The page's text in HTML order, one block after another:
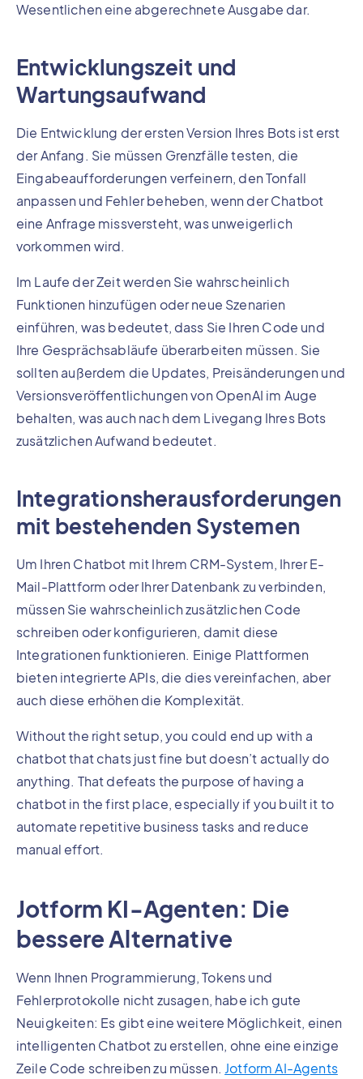
Wesentlichen eine abgerechnete Ausgabe dar.
Entwicklungszeit und
Wartungsaufwand
Die Entwicklung der ersten Version Ihres Bots ist erst
der Anfang. Sie müssen Grenzfälle testen, die
Eingabeaufforderungen verfeinern, den Tonfall
anpassen und Fehler beheben, wenn der Chatbot
eine Anfrage missversteht, was unweigerlich
vorkommen wird.
Im Laufe der Zeit werden Sie wahrscheinlich
Funktionen hinzufügen oder neue Szenarien
einführen, was bedeutet, dass Sie Ihren Code und
Ihre Gesprächsabläufe überarbeiten müssen. Sie
sollten außerdem die Updates, Preisänderungen und
Versionsveröffentlichungen von OpenAI im Auge
behalten, was auch nach dem Livegang Ihres Bots
zusätzlichen Aufwand bedeutet.
Integrationsherausforderungen
mit bestehenden Systemen
Um Ihren Chatbot mit Ihrem CRM-System, Ihrer E-
Mail-Plattform oder Ihrer Datenbank zu verbinden,
müssen Sie wahrscheinlich zusätzlichen Code
schreiben oder konfigurieren, damit diese
Integrationen funktionieren. Einige Plattformen
bieten integrierte APIs, die dies vereinfachen, aber
auch diese erhöhen die Komplexität.
Without the right setup, you could end up with a
chatbot that chats just fine but doesn’t actually do
anything. That defeats the purpose of having a
chatbot in the first place, especially if you built it to
automate repetitive business tasks and reduce
manual effort.
Jotform KI-Agenten: Die
bessere Alternative
Wenn Ihnen Programmierung, Tokens und
Fehlerprotokolle nicht zusagen, habe ich gute
Neuigkeiten: Es gibt eine weitere Möglichkeit, einen
intelligenten Chatbot zu erstellen, ohne eine einzige
Zeile Code schreiben zu müssen.Jotform AI-Agents